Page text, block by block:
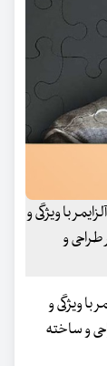
با ویژگی و
و
با ویژگی و
و ساخته